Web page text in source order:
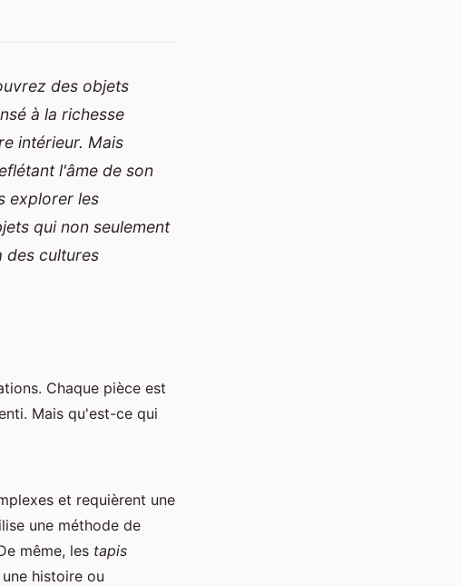
des objets
à la richesse
intérieur. Mais
l'âme de son
explorer les
qui non seulement
des cultures
Chaque pièce est
Mais qu'est-ce qui
et requièrent une
une méthode de
même, les tapis
histoire ou